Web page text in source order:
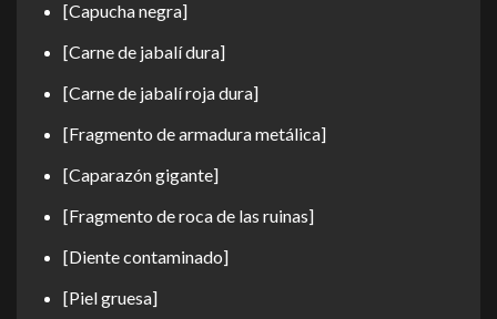
[Capucha negra]
[Carne de jabalí dura]
[Carne de jabalí roja dura]
[Fragmento de armadura metálica]
[Caparazón gigante]
[Fragmento de roca de las ruinas]
[Diente contaminado]
[Piel gruesa]